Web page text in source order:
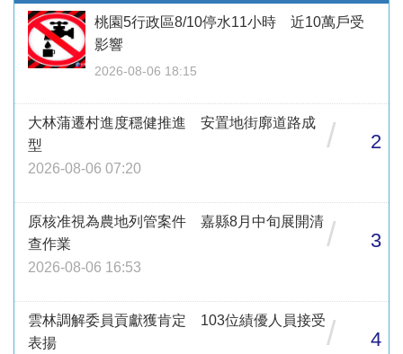
桃園5行政區8/10停水11小時 近10萬戶受
影響
2026-08-06 18:15
大林蒲遷村進度穩健推進 安置地街廓道路成
型
2026-08-06 07:20
/ 2
原核准視為農地列管案件 嘉縣8月中旬展開清
查作業
2026-08-06 16:53
/ 3
雲林調解委員貢獻獲肯定 103位績優人員接受
表揚
/ 4